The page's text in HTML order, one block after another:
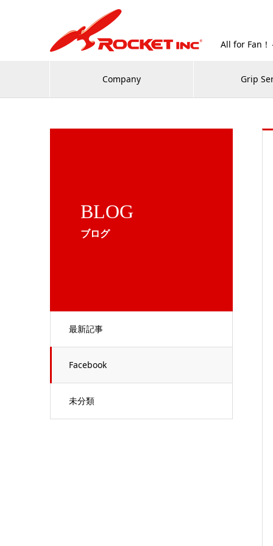
All for Fan！
Company Grip
BLOG
ブログ
最新記事
Facebook
未分類